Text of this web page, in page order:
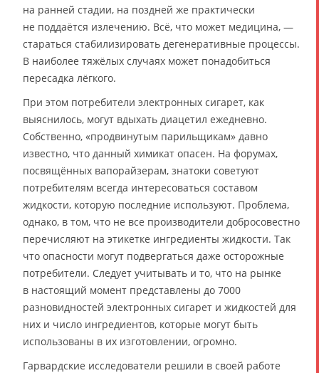
на ранней стадии, на поздней же практически
не поддаётся излечению. Всё, что может медицина, —
стараться стабилизировать дегенеративные процессы.
В наиболее тяжёлых случаях может понадобиться
пересадка лёгкого.
При этом потребители электронных сигарет, как
выяснилось, могут вдыхать диацетил ежедневно.
Собственно, «продвинутым парильщикам» давно
известно, что данный химикат опасен. На форумах,
посвящённых вапорайзерам, знатоки советуют
потребителям всегда интересоваться составом
жидкости, которую последние используют. Проблема,
однако, в том, что не все производители добросовестно
перечисляют на этикетке ингредиенты жидкости. Так
что опасности могут подвергаться даже осторожные
потребители. Следует учитывать и то, что на рынке
в настоящий момент представлены до 7000
разновидностей электронных сигарет и жидкостей для
них и число ингредиентов, которые могут быть
использованы в их изготовлении, огромно.
Гарвардские исследователи решили в своей работе